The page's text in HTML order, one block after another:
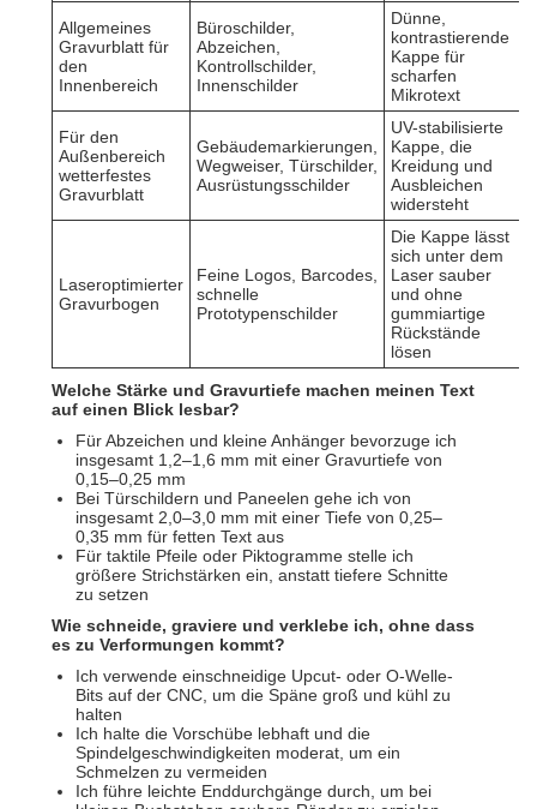
Allgemeines
Gravurblatt für
den
Innenbereich
Büroschilder,
Abzeichen,
Kontrollschilder,
Innenschilder
Dünne,
kontrastierende
Kappe für
scharfen
Mikrotext
Für den
Außenbereich
wetterfestes
Gravurblatt
Gebäudemarkierungen,
Wegweiser, Türschilder,
Ausrüstungsschilder
UV-stabilisierte
Kappe, die
Kreidung und
Ausbleichen
widersteht
Laseroptimierter
Gravurbogen
Feine Logos, Barcodes,
schnelle
Prototypenschilder
Die Kappe lässt
sich unter dem
Laser sauber
und ohne
gummiartige
Rückstände
lösen
Welche Stärke und Gravurtiefe machen meinen Text
auf einen Blick lesbar?
Für Abzeichen und kleine Anhänger bevorzuge ich
insgesamt 1,2–1,6 mm mit einer Gravurtiefe von
0,15–0,25 mm
Bei Türschildern und Paneelen gehe ich von
insgesamt 2,0–3,0 mm mit einer Tiefe von 0,25–
0,35 mm für fetten Text aus
Für taktile Pfeile oder Piktogramme stelle ich
größere Strichstärken ein, anstatt tiefere Schnitte
zu setzen
Wie schneide, graviere und verklebe ich, ohne dass
es zu Verformungen kommt?
Ich verwende einschneidige Upcut- oder O-Welle-
Bits auf der CNC, um die Späne groß und kühl zu
halten
Ich halte die Vorschübe lebhaft und die
Spindelgeschwindigkeiten moderat, um ein
Schmelzen zu vermeiden
Ich führe leichte Enddurchgänge durch, um bei